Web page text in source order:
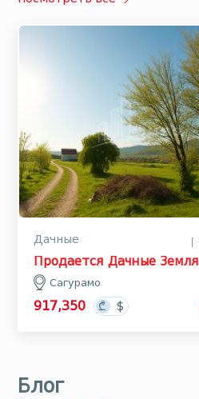
Дачные
Сагурамо
917,350
Блог